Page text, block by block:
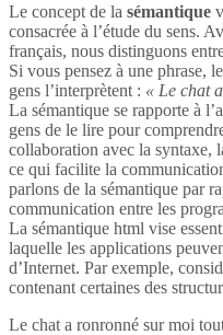
Le concept de la sémantique
consacrée à l’étude du sens.
français, nous distinguons
Si vous pensez à une phrase,
gens l’interprètent : « Le chat
La sémantique se rapporte à
gens de le lire pour
collaboration avec la syntaxe,
ce qui facilite la
parlons de la sémantique par
communication entre les
La sémantique html vise
laquelle les applications
d’Internet. Par exemple,
contenant certaines des
Le chat a ronronné sur moi